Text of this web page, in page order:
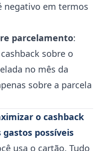
negativo em termos
parcelamento:
sobre o
no mês da
sobre a parcela
o cashback
possíveis
usa o cartão. Tudo